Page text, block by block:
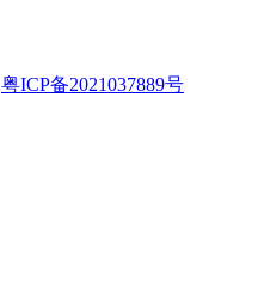
粤ICP备2021037889号